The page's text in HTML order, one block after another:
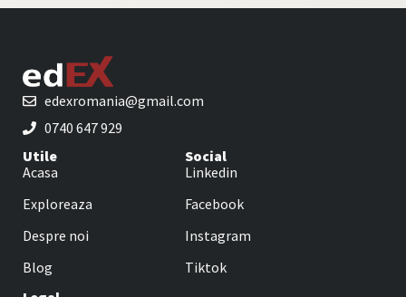
edexromania@gmail.com
0740 647 929
Utile
Acasa
Exploreaza
Despre noi
Blog
Social
Linkedin
Facebook
Instagram
Tiktok